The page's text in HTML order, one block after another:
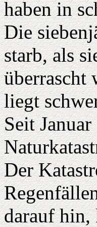
haben in
Die
starb, als
überrascht
liegt
Seit
Der
darauf hin,